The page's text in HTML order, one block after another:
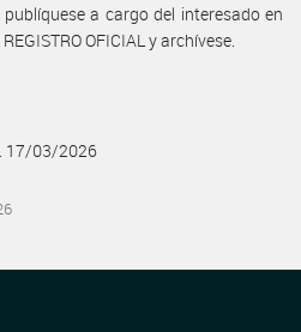
publíquese a cargo del interesado en
OFICIAL y archívese.
17/03/2026